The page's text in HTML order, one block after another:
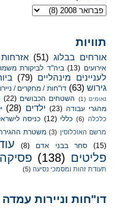
תוויות
אורחים בבלוג (51)
אירועים (13) ביה"ד לביקורת
לעניינים מינהליים
(79)
גירוש (63) דו"חות / מחקרים /
נאומים (1) השטחים הכבושים (22)
מהגרי עבודה (23) ילדים (28)
כלכלה (6) כללי (12) כניסה
מרשם האוכלוסין (3) משטרת
(15)
סחר בבני אדם (8)
פליטים (138) פסיקה
תעודת זהות ומסמכי נסיעה (5)
דו"חות וניירות עמדה